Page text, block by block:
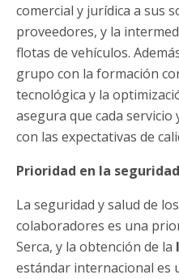
comercial y jurídica a sus
proveedores, y la
flotas de vehículos.
grupo con la formación
tecnológica y la
asegura que cada
con las expectativas de
Prioridad en la
La seguridad y salud de
colaboradores es una
Serca, y la obtención de la
estándar internacional es